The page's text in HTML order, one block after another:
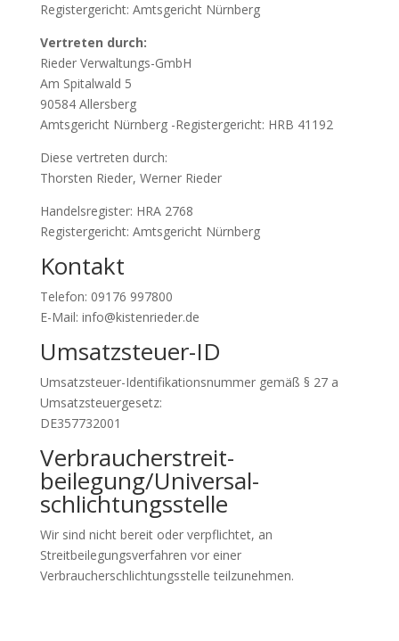
Registergericht: Amtsgericht Nürnberg
Vertreten durch:
Rieder Verwaltungs-GmbH
Am Spitalwald 5
90584 Allersberg
Amtsgericht Nürnberg -Registergericht: HRB 41192
Diese vertreten durch:
Thorsten Rieder, Werner Rieder
Handelsregister: HRA 2768
Registergericht: Amtsgericht Nürnberg
Kontakt
Telefon: 09176 997800
E-Mail: info@kistenrieder.de
Umsatzsteuer-ID
Umsatzsteuer-Identifikationsnummer gemäß § 27 a
Umsatzsteuergesetz:
DE357732001
Verbraucher­streit­
beilegung/Universal­
schlichtungs­stelle
Wir sind nicht bereit oder verpflichtet, an
Streitbeilegungsverfahren vor einer
Verbraucherschlichtungsstelle teilzunehmen.